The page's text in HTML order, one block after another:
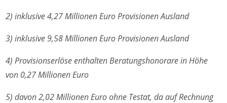
2) inklusive 4,27 Millionen Euro Provisionen Ausland
3) inklusive 9,58 Millionen Euro Provisionen Ausland
4) Provisionserlöse enthalten Beratungshonorare in Höhe
von 0,27 Millionen Euro
5) davon 2,02 Millionen Euro ohne Testat, da auf Rechnung